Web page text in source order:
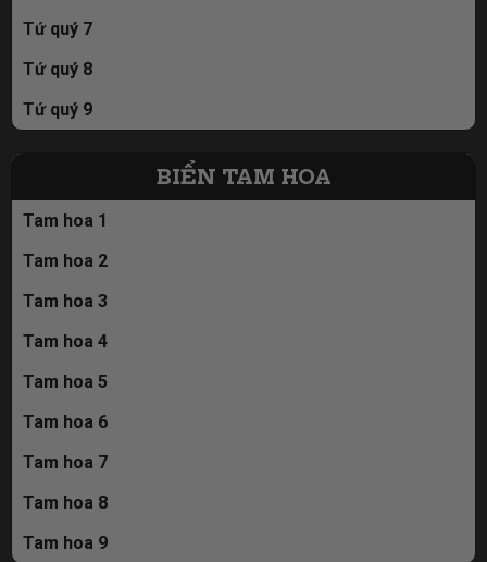
Tứ quý 7
Tứ quý 8
Tứ quý 9
BIỂN TAM HOA
Tam hoa 1
Tam hoa 2
Tam hoa 3
Tam hoa 4
Tam hoa 5
Tam hoa 6
Tam hoa 7
Tam hoa 8
Tam hoa 9